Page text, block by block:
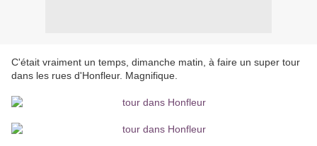
C'était vraiment un temps, dimanche matin, à faire un super tour
dans les rues d'Honfleur. Magnifique.